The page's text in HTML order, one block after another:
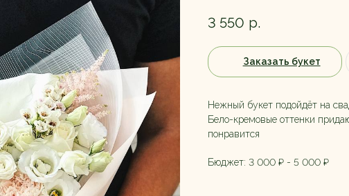
3 550 р.
Заказать букет
Нежный букет подойдёт на
Бело-кремовые оттенки
понравится
Бюджет: 3 000 ₽ - 5 000 ₽